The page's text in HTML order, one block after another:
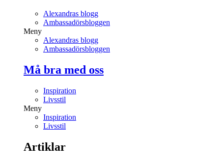
Alexandras blogg
Ambassadörsbloggen
Meny
Alexandras blogg
Ambassadörsbloggen
Må bra med oss
Inspiration
Livsstil
Meny
Inspiration
Livsstil
Artiklar